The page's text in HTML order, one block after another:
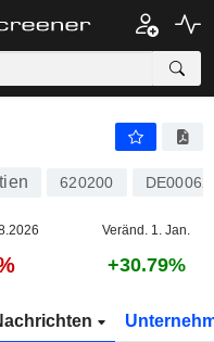
620200
Veränd. 1. Jan.
+30.79%